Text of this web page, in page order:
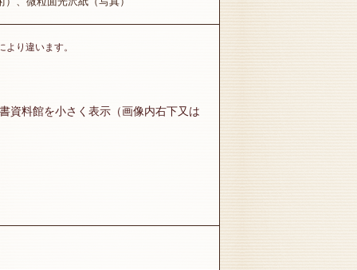
り違います。
料館を小さく表示（画像内右下又は